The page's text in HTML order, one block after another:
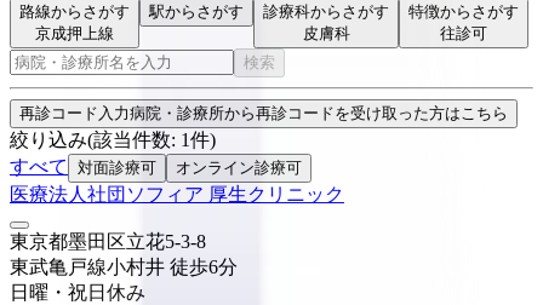
路線からさがす
京成押上線
駅からさがす
診療科からさがす
皮膚科
特徴からさがす
往診可
検索
再診コード入力病院・診療所から再診コードを受け取った方はこちら
絞り込み(該当件数: 1件)
すべて
対面診療可 オンライン診療可
医療法人社団ソフィア 厚生クリニック
東京都墨田区立花5-3-8
東武亀戸線小村井 徒歩6分
日曜・祝日 休み